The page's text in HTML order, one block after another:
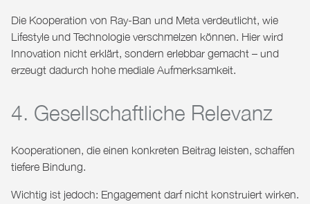
Die Kooperation von Ray-Ban und Meta verdeutlicht, wie
Lifestyle und Technologie verschmelzen können. Hier wird
Innovation nicht erklärt, sondern erlebbar gemacht – und
erzeugt dadurch hohe mediale Aufmerksamkeit.
4. Gesellschaftliche Relevanz
Kooperationen, die einen konkreten Beitrag leisten, schaffen
tiefere Bindung.
Wichtig ist jedoch: Engagement darf nicht konstruiert wirken.